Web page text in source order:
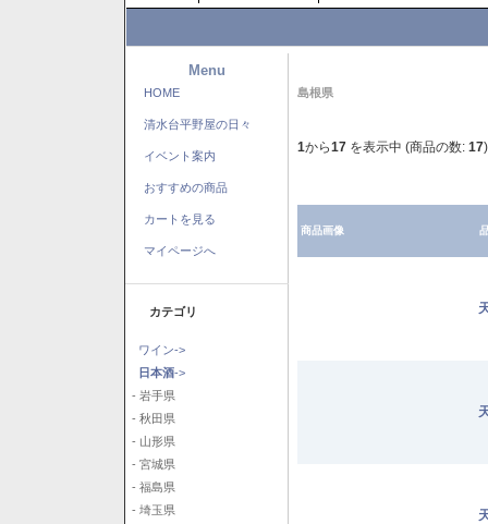
Menu
HOME
清水台平野屋の日々
イベント案内
おすすめの商品
カートを見る
マイページへ
カテゴリ
ワイン->
日本酒->
- 岩手県
- 秋田県
- 山形県
- 宮城県
- 福島県
- 埼玉県
島根県
1から17 を表示中 (商品の数: 17)
商品画像